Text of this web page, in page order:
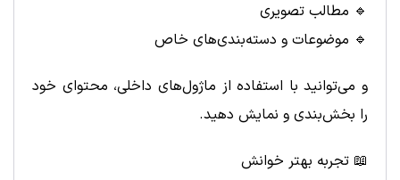
🔹 مطالب تصویری
🔹 موضوعات و دسته‌بندی‌های خاص
و می‌توانید با استفاده از ماژول‌های داخلی، محتوای خود
را بخش‌بندی و نمایش دهید.
📖 تجربه بهتر خوانش